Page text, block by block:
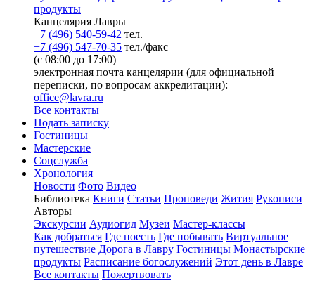
продукты
Канцелярия Лавры
+7 (496) 540-59-42 тел.
+7 (496) 547-70-35 тел./факс
(с 08:00 до 17:00)
электронная почта канцелярии (для официальной
переписки, по вопросам аккредитации):
office@lavra.ru
Все контакты
Подать записку
Гостиницы
Мастерские
Соцслужба
Хронология
Новости Фото Видео
Библиотека Книги Статьи Проповеди Жития Рукописи
Авторы
Экскурсии Аудиогид Музеи Мастер-классы
Как добраться Где поесть Где побывать Виртуальное
путешествие Дорога в Лавру Гостиницы Монастырские
продукты Расписание богослужений Этот день в Лавре
Все контакты Пожертвовать